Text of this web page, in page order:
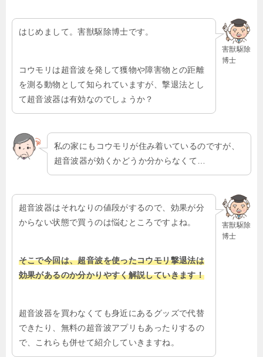
害獣駆除
博士
はじめまして。害獣駆除博士です。
コウモリは超音波を発して獲物や障害物との距離
を測る動物として知られていますが、撃退法とし
て超音波器は有効なのでしょうか？
私の家にもコウモリが住み着いているのですが、
超音波器が効くかどうか分からなくて…
害獣駆除
博士
超音波器はそれなりの値段がするので、効果が分
からない状態で買うのは悩むところですよね。
そこで今回は、超音波を使ったコウモリ撃退法は
効果があるのか分かりやすく解説していきます！
超音波器を買わなくても身近にあるグッズで代替
できたり、無料の超音波アプリもあったりするの
で、これらも併せて紹介していきますね。